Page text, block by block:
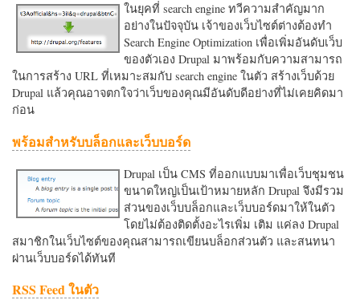
ในยุคที่ search engine ทวีความสำคัญมาก
อย่างในปัจจุบัน เจ้าของเว็บไซต์ต่างต้องทำ
Search Engine Optimization เพื่อเพิ่มอันดับเว็บ
ของตัวเอง Drupal มาพร้อมกับความสามารถ
ในการสร้าง URL ที่เหมาะสมกับ search engine ในตัว สร้างเว็บด้วย
Drupal แล้วคุณอาจตกใจว่าเว็บของคุณมีอันดับดีอย่างที่ไม่เคยคิดมา
ก่อน
พร้อมสำหรับบล็อกและเว็บบอร์ด
Drupal เป็น CMS ที่ออกแบบมาเพื่อเว็บชุมชน
ขนาดใหญ่เป็นเป้าหมายหลัก Drupal จึงมีรวม
ส่วนของเว็บบล็อกและเว็บบอร์ดมาให้ในตัว
โดยไม่ต้องติดตั้งอะไรเพิ่ม เติม แค่ลง Drupal
สมาชิกในเว็บไซต์ของคุณสามารถเขียนบล็อกส่วนตัว และสนทนา
ผ่านเว็บบอร์ดได้ทันที
RSS Feed ในตัว